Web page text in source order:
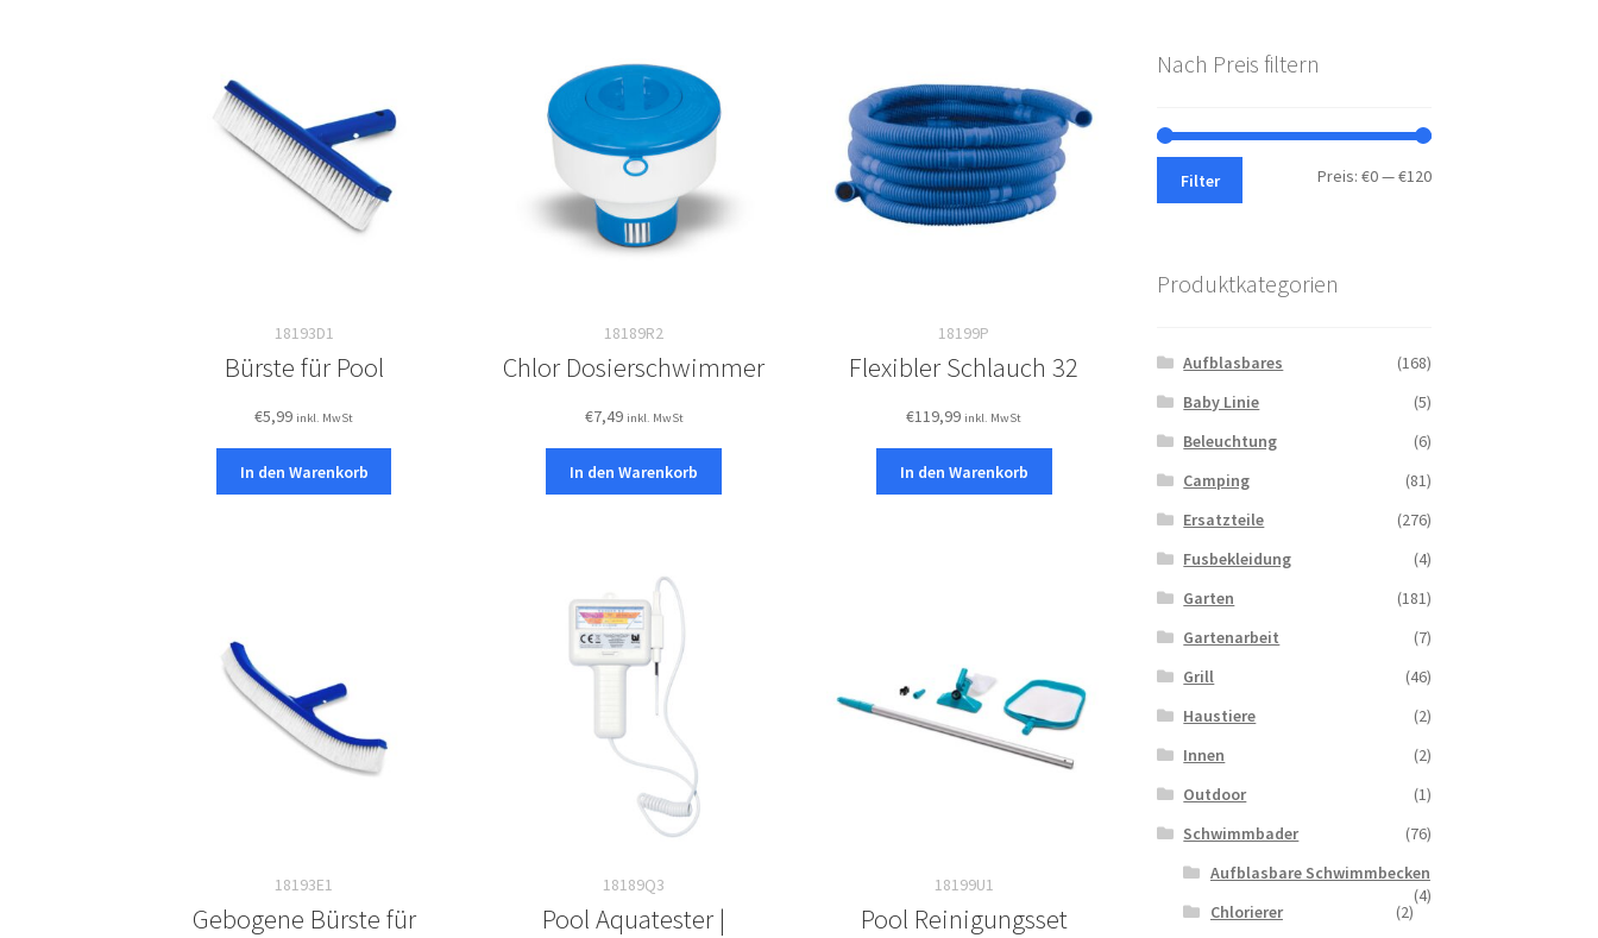
18193D1
Bürste für Pool
€5,99 inkl. MwSt
In den Warenkorb
18189R2
Chlor Dosierschwimmer
€7,49 inkl. MwSt
In den Warenkorb
18199P
Flexibler Schlauch 32
€119,99 inkl. MwSt
In den Warenkorb
18193E1
Gebogene Bürste für
18189Q3
Pool Aquatester |
18199U1
Pool Reinigungsset
Nach Preis filtern
Min.
Max.
Filter Preis: €0—€120
Produktkategorien
Aufblasbares
(168)
Baby Linie
(5)
Beleuchtung
(6)
Camping
(81)
Ersatzteile
(276)
Fusbekleidung
(4)
Garten
(181)
Gartenarbeit
(7)
Grill
(46)
Haustiere
(2)
Innen
(2)
Outdoor
(1)
Schwimmbader
(76)
Aufblasbare Schwimmbecken
(4)
Chlorierer
(2)